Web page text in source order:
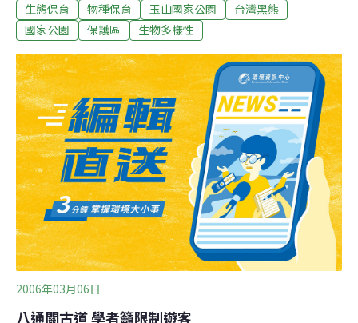
的保育動物、世界自然保育聯盟（IUCN）紅皮書的易受害
物種。牠是台灣黑熊，台灣體型最大的哺乳動物。人們賦
人，於是選擇了「逐熊而居」的生活。1999年，玉山國家
公園展開為期四年的「台灣黑熊研究」計畫，長年以來一
片黑暗的台灣黑熊生態，終於露出第一線曙光。這項研究
計畫由美國明尼蘇達大學生物保育研究所博士，現任教於
屏東科技大學野生動物保育研究所的黃美秀主持，她將自
國外學習的捕捉與研究熊類的專業技巧移植台灣，成為台
灣首位成功活捉黑熊並安裝無線電追蹤的研究人員。2001
年，研究則交棒研究生吳煜慧負責執行。黑熊繫放過程包
括設置陷阱；麻醉黑熊；進行包括
生態保育 物種保育 玉山國家公園
台灣黑熊
國家公園
保護區 生物多樣性
2006年03月06日
八通關古道 學者籲限制遊客